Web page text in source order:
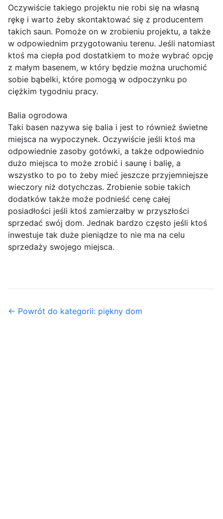
Oczywiście takiego projektu nie robi się na własną
rękę i warto żeby skontaktować się z producentem
takich saun. Pomoże on w zrobieniu projektu, a także
w odpowiednim przygotowaniu terenu. Jeśli natomiast
ktoś ma ciepła pod dostatkiem to może wybrać opcję
z małym basenem, w który będzie można uruchomić
sobie bąbelki, które pomogą w odpoczynku po
ciężkim tygodniu pracy.
Balia ogrodowa
Taki basen nazywa się balia i jest to również świetne
miejsca na wypoczynek. Oczywiście jeśli ktoś ma
odpowiednie zasoby gotówki, a także odpowiednio
dużo miejsca to może zrobić i saunę i balię, a
wszystko to po to żeby mieć jeszcze przyjemniejsze
wieczory niż dotychczas. Zrobienie sobie takich
dodatków także może podnieść cenę całej
posiadłości jeśli ktoś zamierzałby w przyszłości
sprzedać swój dom. Jednak bardzo często jeśli ktoś
inwestuje tak duże pieniądze to nie ma na celu
sprzedaży swojego miejsca.
← Powrót do kategorii: piękny dom